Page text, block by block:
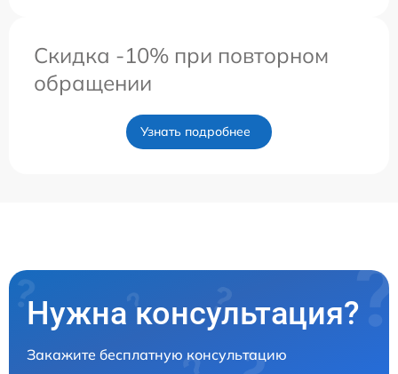
Скидка -10% при повторном
обращении
Узнать подробнее
Нужна консультация?
Закажите бесплатную консультацию